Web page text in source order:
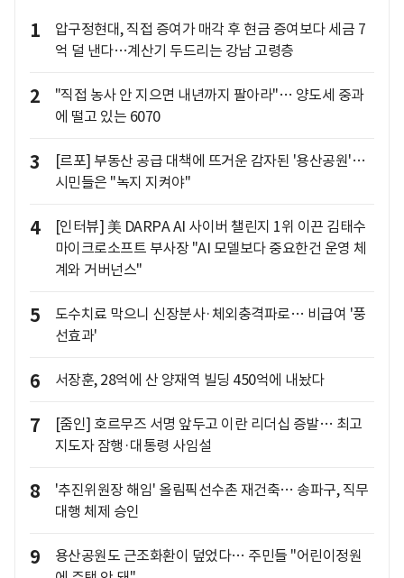
1
압구정현대, 직접 증여가 매각 후 현금 증여보다 세금 7
억 덜 낸다…계산기 두드리는 강남 고령층
2
"직접 농사 안 지으면 내년까지 팔아라"… 양도세 중과
에 떨고 있는 6070
3
[르포] 부동산 공급 대책에 뜨거운 감자된 '용산공원'…
시민들은 "녹지 지켜야"
4
[인터뷰] 美 DARPA AI 사이버 챌린지 1위 이끈 김태수
마이크로소프트 부사장 "AI 모델보다 중요한건 운영 체
계와 거버넌스"
5
도수치료 막으니 신장분사·체외충격파로… 비급여 '풍
선효과'
6 서장훈, 28억에 산 양재역 빌딩 450억에 내놨다
7
[줌인] 호르무즈 서명 앞두고 이란 리더십 증발… 최고
지도자 잠행·대통령 사임설
8
'추진위원장 해임' 올림픽선수촌 재건축… 송파구, 직무
대행 체제 승인
9
용산공원도 근조화환이 덮었다… 주민들 "어린이정원